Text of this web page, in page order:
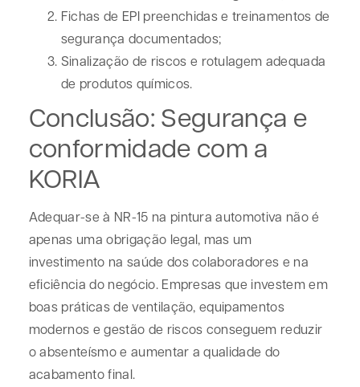
Fichas de EPI preenchidas e treinamentos de
segurança documentados;
Sinalização de riscos e rotulagem adequada
de produtos químicos.
Conclusão: Segurança e
conformidade com a
KORIA
Adequar-se à NR-15 na pintura automotiva não é
apenas uma obrigação legal, mas um
investimento na saúde dos colaboradores e na
eficiência do negócio. Empresas que investem em
boas práticas de ventilação, equipamentos
modernos e gestão de riscos conseguem reduzir
o absenteísmo e aumentar a qualidade do
acabamento final.